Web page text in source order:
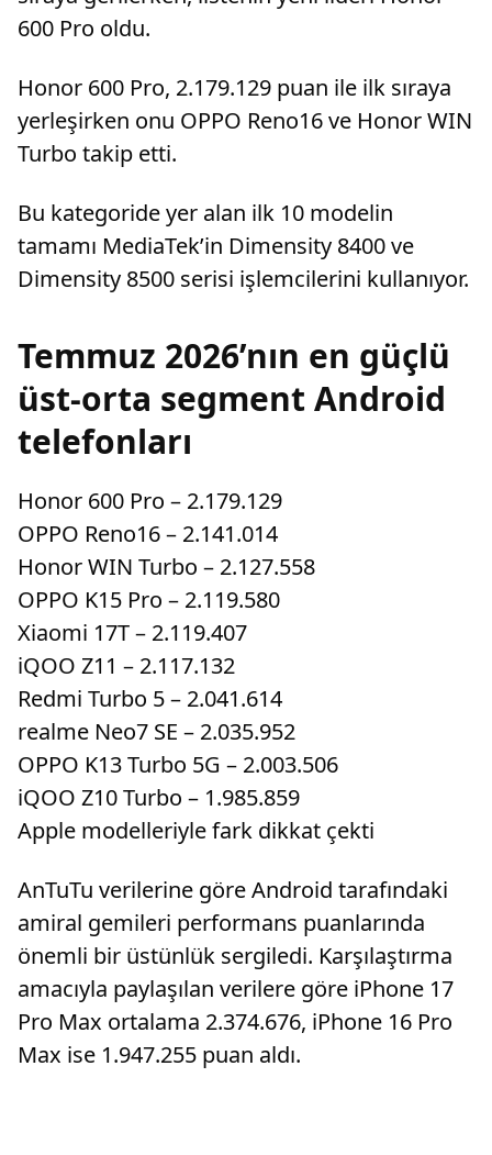
600 Pro oldu.
Honor 600 Pro, 2.179.129 puan ile ilk sıraya
yerleşirken onu OPPO Reno16 ve Honor WIN
Turbo takip etti.
Bu kategoride yer alan ilk 10 modelin
tamamı MediaTek’in Dimensity 8400 ve
Dimensity 8500 serisi işlemcilerini kullanıyor.
Temmuz 2026’nın en güçlü
üst-orta segment Android
telefonları
Honor 600 Pro – 2.179.129
OPPO Reno16 – 2.141.014
Honor WIN Turbo – 2.127.558
OPPO K15 Pro – 2.119.580
Xiaomi 17T – 2.119.407
iQOO Z11 – 2.117.132
Redmi Turbo 5 – 2.041.614
realme Neo7 SE – 2.035.952
OPPO K13 Turbo 5G – 2.003.506
iQOO Z10 Turbo – 1.985.859
Apple modelleriyle fark dikkat çekti
AnTuTu verilerine göre Android tarafındaki
amiral gemileri performans puanlarında
önemli bir üstünlük sergiledi. Karşılaştırma
amacıyla paylaşılan verilere göre iPhone 17
Pro Max ortalama 2.374.676, iPhone 16 Pro
Max ise 1.947.255 puan aldı.